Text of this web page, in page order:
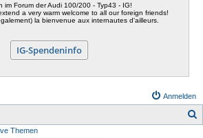
im Forum der Audi 100/200 - Typ43 - IG!
a very warm welcome to all our foreign friends!
la bienvenue aux internautes d'ailleurs.
IG-Spendeninfo
Anmelden
Themen